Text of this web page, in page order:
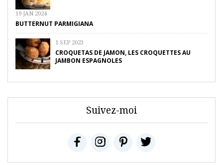
19 JAN 2024
BUTTERNUT PARMIGIANA
1 SEP 2023
CROQUETAS DE JAMON, LES CROQUETTES AU
JAMBON ESPAGNOLES
Suivez-moi